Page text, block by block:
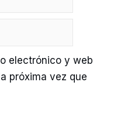
electrónico y web
próxima vez que